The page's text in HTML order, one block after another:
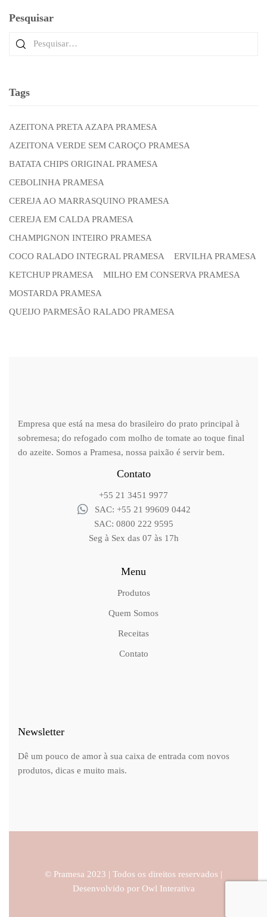
Pesquisar
Tags
AZEITONA PRETA AZAPA PRAMESA
AZEITONA VERDE SEM CAROÇO PRAMESA
BATATA CHIPS ORIGINAL PRAMESA
CEBOLINHA PRAMESA
CEREJA AO MARRASQUINO PRAMESA
CEREJA EM CALDA PRAMESA
CHAMPIGNON INTEIRO PRAMESA
COCO RALADO INTEGRAL PRAMESA
ERVILHA PRAMESA
KETCHUP PRAMESA
MILHO EM CONSERVA PRAMESA
MOSTARDA PRAMESA
QUEIJO PARMESÃO RALADO PRAMESA
Empresa que está na mesa do brasileiro do prato principal à
sobremesa; do refogado com molho de tomate ao toque final
do azeite. Somos a Pramesa, nossa paixão é servir bem.
Contato
+55 21 3451 9977
SAC: +55 21 99609 0442
SAC: 0800 222 9595
Seg à Sex das 07 às 17h
Menu
Produtos
Quem Somos
Receitas
Contato
Newsletter
Dê um pouco de amor à sua caixa de entrada com novos
produtos, dicas e muito mais.
© Pramesa 2023 | Todos os direitos reservados |
Desenvolvido por Owl Interativa